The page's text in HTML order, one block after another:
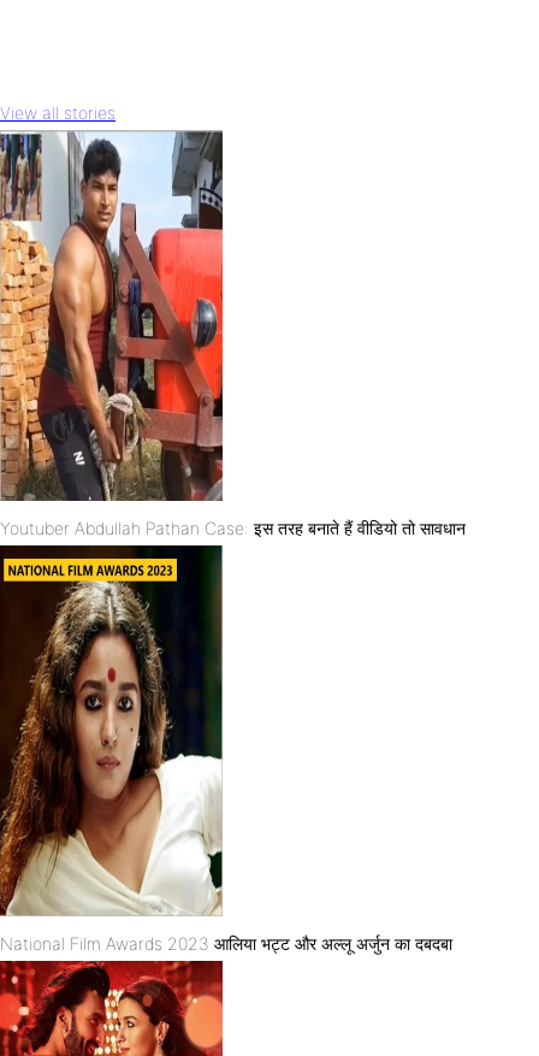
View all stories
Youtuber Abdullah Pathan Case: इस तरह बनाते हैं वीडियो तो सावधान
National Film Awards 2023 आलिया भट्ट और अल्लू अर्जुन का दबदबा